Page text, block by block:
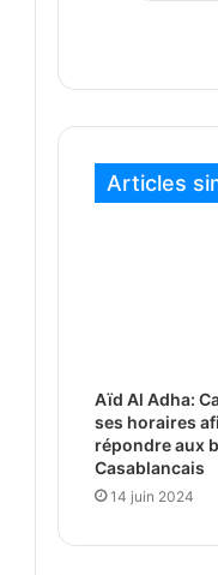
Articles
Aïd Al Adha:
ses horaires
répondre aux
Casablancais
14 juin 2024